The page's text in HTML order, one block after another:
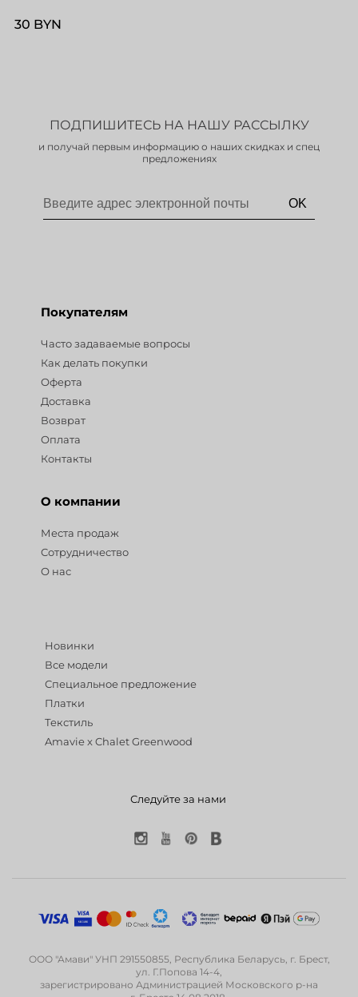
30 BYN
ПОДПИШИТЕСЬ НА НАШУ РАССЫЛКУ
и получай первым информацию о наших скидках и спец
предложениях
Покупателям
Часто задаваемые вопросы
Как делать покупки
Оферта
Доставка
Возврат
Оплата
Контакты
О компании
Места продаж
Сотрудничество
О нас
Новинки
Все модели
Специальное предложение
Платки
Текстиль
Amavie x Chalet Greenwood
Следуйте за нами
ООО "Амави" УНП 291550855, Республика Беларусь, г. Брест,
ул. Г.Попова 14-4,
зарегистрировано Администрацией Московского р-на